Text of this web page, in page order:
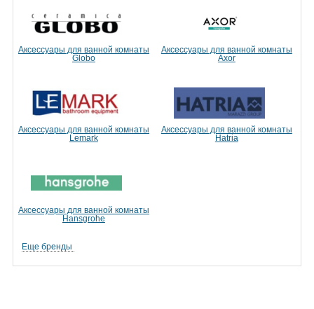
Аксессуары для ванной комнаты
Globo
Аксессуары для ванной комнаты
Axor
Аксессуары для ванной комнаты
Lemark
Аксессуары для ванной комнаты
Hatria
Аксессуары для ванной комнаты
Hansgrohe
Еще бренды